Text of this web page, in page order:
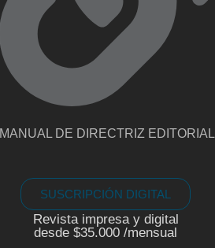
MANUAL DE DIRECTRIZ EDITORIAL
SUSCRIPCIÓN DIGITAL
Revista impresa y digital
desde $35.000 /mensual